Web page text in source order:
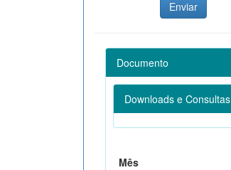
Documento
Downloads e Consultas
Mês